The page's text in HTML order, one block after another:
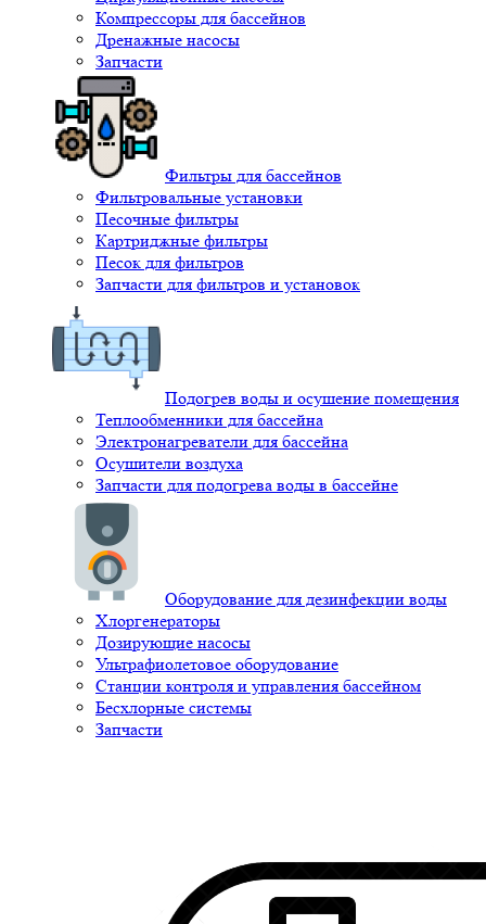
Компрессоры для бассейнов
Дренажные насосы
Запчасти
Фильтры для бассейнов
Фильтровальные установки
Песочные фильтры
Картриджные фильтры
Песок для фильтров
Запчасти для фильтров и установок
Подогрев воды и осушение помещения
Теплообменники для бассейна
Электронагреватели для бассейна
Осушители воздуха
Запчасти для подогрева воды в бассейне
Оборудование для дезинфекции воды
Хлоргенераторы
Дозирующие насосы
Ультрафиолетовое оборудование
Станции контроля и управления бассейном
Бесхлорные системы
Запчасти